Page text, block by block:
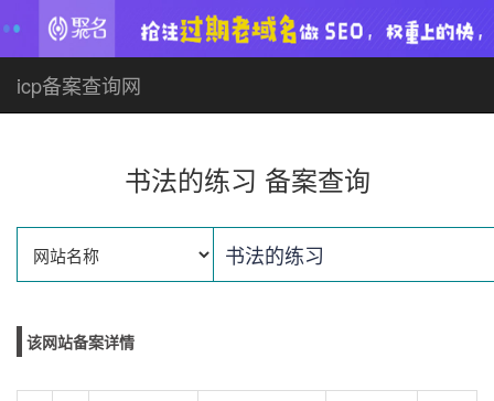
icp备案查询网
书法的练习 备案查询
该网站备案详情